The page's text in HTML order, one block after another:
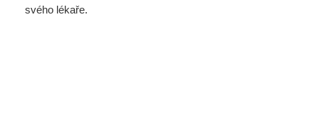
svého lékaře.